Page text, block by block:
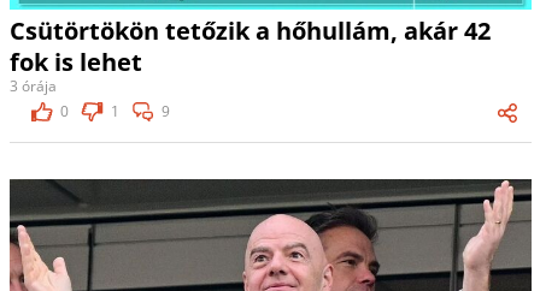
Csütörtökön tetőzik a hőhullám, akár 42
fok is lehet
3 órája
0
1 9